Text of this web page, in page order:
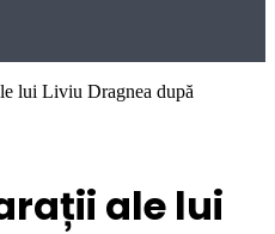
lui Liviu Dragnea după
ale lui